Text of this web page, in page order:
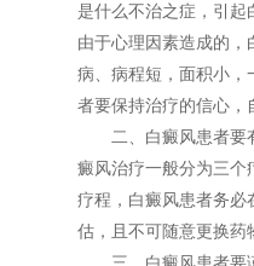
是什么不治之症，引起
由于心理因素造成的
病、病程短，面积小，
者要保持治疗的信心，
二、白癜风患者要
癜风治疗一般分为三个
疗程，白癜风患者务必
估，且不可随意更换药